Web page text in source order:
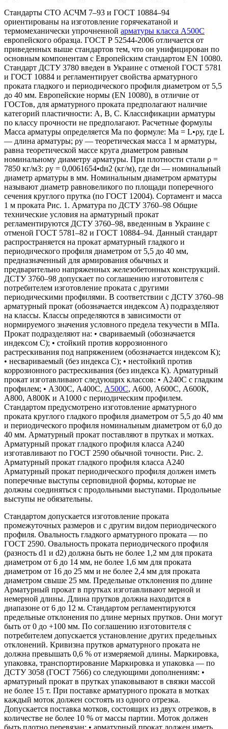
Стандарты СТО АСЧМ 7–93 и ГОСТ 10884–94
ориентированы на изготовление горячекатаной и
термомеханически упрочненной арматуры класса А500С
европейского образца. ГОСТ Р 52544-2006 отличается от
приведенных выше стандартов тем, что он унифицирован по
основным компонентам с Европейским стандартом EN 10080.
Стандарт ДСТУ 3780 введен в Украине с отменой ГОСТ 5781
и ГОСТ 10884 и регламентирует свойства арматурного
проката гладкого и периодического профиля диаметром от 5,5
до 40 мм. Европейские нормы (EN 10080), в отличие от
ГОСТов, для арматурного проката предполагают наличие
категорий пластичности: A, B, C. Классификации арматуры
по классу прочности не предполагают. Расчетные формулы
Масса арматуры определяется Ma по формуле: Ma = L•ρу, где L
— длина арматуры; ρу — теоретическая масса 1 м арматуры,
равна теоретической массе круга диаметром равным
номинальному диаметру арматуры. При плотности стали ρ =
7850 кг/м3: ρу = 0,0061654•dн2 (кг/м), где dн — номинальный
диаметр арматуры в мм. Номинальным диаметром арматуры
называют диаметр равновеликого по площади поперечного
сечения круглого прутка (по ГОСТ 12004). Сортамент и масса
1 м проката Рис. 1. Арматура по ДСТУ 3760–98 Общие
технические условия на арматурный прокат
регламентируются ДСТУ 3760–98, введенным в Украине с
отменой ГОСТ 5781–82 и ГОСТ 10884–94. Данный стандарт
распространяется на прокат арматурный гладкого и
периодического профиля диаметром от 5,5 до 40 мм,
предназначенный для армирования обычных и
предварительно напряженных железобетонных конструкций.
ДСТУ 3760–98 допускает по соглашению изготовителя с
потребителем изготовление проката с другими
периодическими профилями. В соответствии с ДСТУ 3760–98
арматурный прокат (обозначается индексом А) подразделяют
на классы. Классы определяются в зависимости от
нормируемого значения условного предела текучести в МПа.
Прокат подразделяют на: • свариваемый (обозначается
индексом С); • стойкий против коррозионного
растрескивания под напряжением (обозначается индексом К);
• несвариваемый (без индекса С); • нестойкий против
коррозионного растрескивания (без индекса К). Арматурный
прокат изготавливают следующих классов: • А240С с гладким
профилем; • А300С, А400С, А500С, А600, А600С, А600К,
А800, А800К и А1000 с периодическим профилем.
Стандартом предусмотрено изготовление арматурного
проката круглого гладкого профиля диаметром от 5,5 до 40 мм
и периодического профиля номинальным диаметром от 6,0 до
40 мм. Арматурный прокат поставляют в прутках и мотках.
Арматурный прокат гладкого профиля класса А240
изготавливают по ГОСТ 2590 обычной точности. Рис. 2.
Арматурный прокат гладкого профиля класса А240
Арматурный прокат периодического профиля должен иметь
поперечные выступы серповидной формы, которые не
должны соединяться с продольными выступами. Продольные
выступы не обязательны.
Стандартом допускается изготовление проката
промежуточных размеров и с другим видом периодического
профиля. Овальность гладкого арматурного проката — по
ГОСТ 2590. Овальность проката периодического профиля
(разность d1 и d2) должна быть не более 1,2 мм для проката
диаметром от 6 до 14 мм, не более 1,6 мм для проката
диаметром от 16 до 25 мм и не более 2,4 мм для проката
диаметром свыше 25 мм. Предельные отклонения по длине
Арматурный прокат в прутках изготавливают мерной и
немерной длины. Длина прутков должна находится в
диапазоне от 6 до 12 м. Стандартом регламентируются
предельные отклонения по длине мерных прутков. Они могут
быть от 0 до +100 мм. По соглашению изготовителя с
потребителем допускается установление других предельных
отклонений. Кривизна прутков арматурного проката не
должна превышать 0,6 % от измеряемой длины. Маркировка,
упаковка, транспортирование Маркировка и упаковка — по
ДСТУ 3058 (ГОСТ 7566) со следующими дополнениям: •
арматурный прокат в прутках упаковывают в связки массой
не более 15 т. При поставке арматурного проката в мотках
каждый моток должен состоять из одного отрезка.
Допускается поставка мотков, состоящих из двух отрезков, в
количестве не более 10 % от массы партии. Моток должен
быть плотно перевязан; • арматурный прокат должен иметь